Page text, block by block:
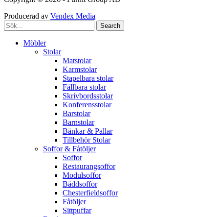
Producerad av Vendex Media
Search
Möbler
Stolar
Matstolar
Karmstolar
Stapelbara stolar
Fällbara stolar
Skrivbordsstolar
Konferensstolar
Barstolar
Barnstolar
Bänkar & Pallar
Tillbehör Stolar
Soffor & Fåtöljer
Soffor
Restaurangsoffor
Modulsoffor
Bäddsoffor
Chesterfieldsoffor
Fåtöljer
Sittpuffar